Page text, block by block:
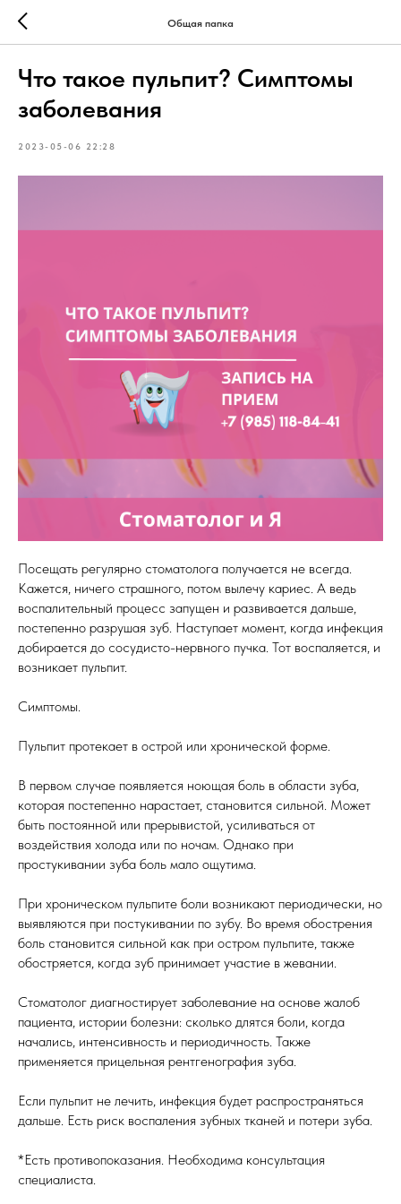
Общая папка
Что такое пульпит? Симптомы
заболевания
2023-05-06 22:28
Посещать регулярно стоматолога получается не всегда.
Кажется, ничего страшного, потом вылечу кариес. А ведь
воспалительный процесс запущен и развивается дальше,
постепенно разрушая зуб. Наступает момент, когда инфекция
добирается до сосудисто-нервного пучка. Тот воспаляется, и
возникает пульпит.
Симптомы.
Пульпит протекает в острой или хронической форме.
В первом случае появляется ноющая боль в области зуба,
которая постепенно нарастает, становится сильной. Может
быть постоянной или прерывистой, усиливаться от
воздействия холода или по ночам. Однако при
простукивании зуба боль мало ощутима.
При хроническом пульпите боли возникают периодически, но
выявляются при постукивании по зубу. Во время обострения
боль становится сильной как при остром пульпите, также
обостряется, когда зуб принимает участие в жевании.
Стоматолог диагностирует заболевание на основе жалоб
пациента, истории болезни: сколько длятся боли, когда
начались, интенсивность и периодичность. Также
применяется прицельная рентгенография зуба.
Если пульпит не лечить, инфекция будет распространяться
дальше. Есть риск воспаления зубных тканей и потери зуба.
*Есть противопоказания. Необходима консультация
специалиста.